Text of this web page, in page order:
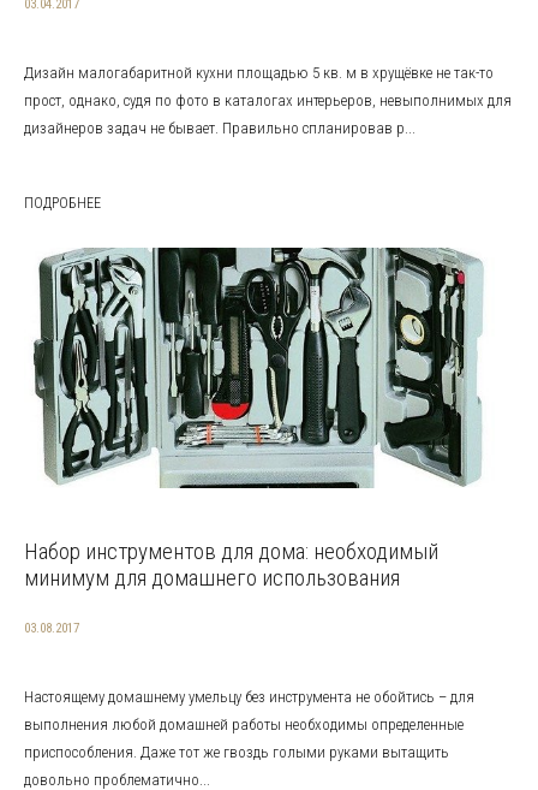
03.04.2017
Дизайн малогабаритной кухни площадью 5 кв. м в хрущёвке не так-то
прост, однако, судя по фото в каталогах интерьеров, невыполнимых для
дизайнеров задач не бывает. Правильно спланировав р...
ПОДРОБНЕЕ
Набор инструментов для дома: необходимый
минимум для домашнего использования
03.08.2017
Настоящему домашнему умельцу без инструмента не обойтись – для
выполнения любой домашней работы необходимы определенные
приспособления. Даже тот же гвоздь голыми руками вытащить
довольно проблематично...